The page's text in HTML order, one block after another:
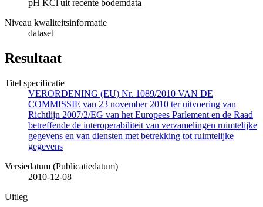
pH KCl uit recente bodemdata
Niveau kwaliteitsinformatie
dataset
Resultaat
Titel specificatie
VERORDENING (EU) Nr. 1089/2010 VAN DE
COMMISSIE van 23 november 2010 ter uitvoering van
Richtlijn 2007/2/EG van het Europees Parlement en de Raad
betreffende de interoperabiliteit van verzamelingen ruimtelijke
gegevens en van diensten met betrekking tot ruimtelijke
gegevens
Versiedatum (Publicatiedatum)
2010-12-08
Uitleg